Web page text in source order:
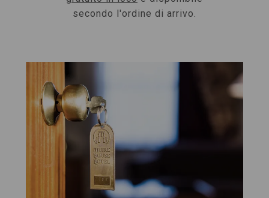
secondo l'ordine di arrivo.